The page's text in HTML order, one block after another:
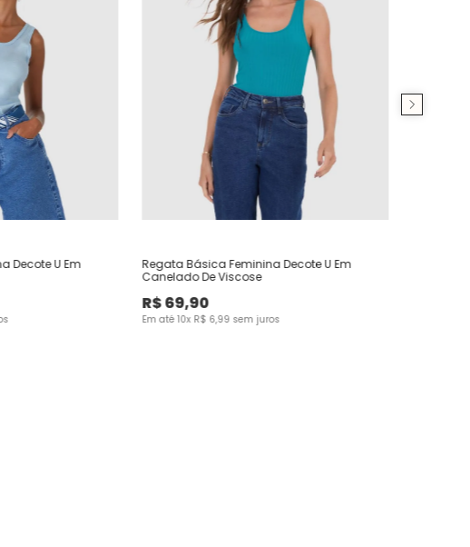
Decote U Em
Regata Básica Feminina Decote U Em
Canelado De Viscose
R$69,90
Em até10x R$ 6,99 sem juros